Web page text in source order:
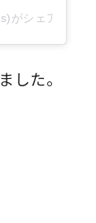
がシェアした投
した。